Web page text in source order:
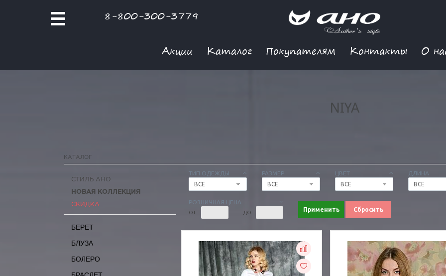
8-800-300-3779
Акции Каталог Покупателям Контакты О
NIYA
КАТАЛОГ
ТИП ОДЕЖДЫ
ВСЕ
РАЗМЕР
ВСЕ
ЦВЕТ
ВСЕ
ДЛИНА
ВСЕ
РОЗНИЧНАЯ ЦЕНА
ОТ ДО Применить Сбросить
СТИЛЬ АНО
НОВАЯ КОЛЛЕКЦИЯ
СКИДКА
БЕРЕТ
БЛУЗА
БОЛЕРО